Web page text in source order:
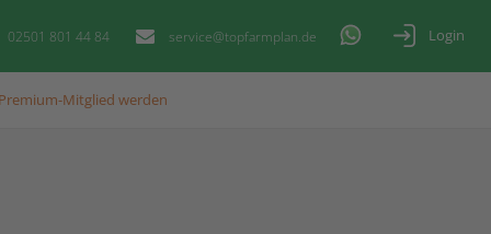
02501 801 44 84 service@topfarmplan.de Login
Mitglied werden